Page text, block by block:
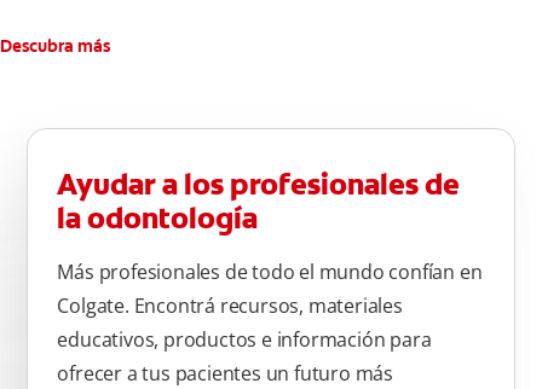
Descubra más
Ayudar a los profesionales de
la odontología
Más profesionales de todo el mundo confían en
Colgate. Encontrá recursos, materiales
educativos, productos e información para
ofrecer a tus pacientes un futuro más